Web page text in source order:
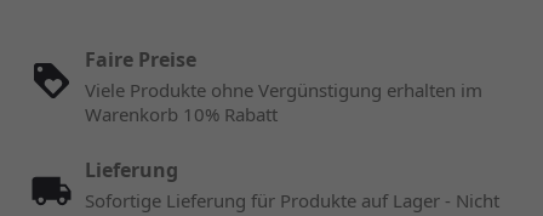
Faire Preise
Viele Produkte ohne Vergünstigung erhalten im
Warenkorb 10% Rabatt
Lieferung
Sofortige Lieferung für Produkte auf Lager - Nicht